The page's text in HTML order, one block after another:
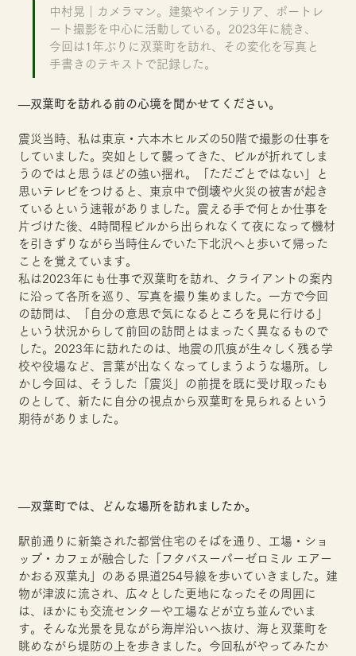
中村晃｜カメラマン。建築やインテリア、ポートレ
ート撮影を中心に活動している。2023年に続き、
今回は1年ぶりに双葉町を訪れ、その変化を写真と
手書きのテキストで記録した。
―双葉町を訪れる前の心境を聞かせてください。
震災当時、私は東京・六本木ヒルズの50階で撮影の仕事を
していました。突如として襲ってきた、ビルが折れてしま
うのではと思うほどの強い揺れ。「ただごとではない」と
思いテレビをつけると、東京中で倒壊や火災の被害が起き
ているという速報がありました。震える手で何とか仕事を
片づけた後、4時間程ビルから出られなくて夜になって機材
を引きずりながら当時住んでいた下北沢へと歩いて帰った
ことを覚えています。
私は2023年にも仕事で双葉町を訪れ、クライアントの案内
に沿って各所を巡り、写真を撮り集めました。一方で今回
の訪問は、「自分の意思で気になるところを見に行ける」
という状況からして前回の訪問とはまったく異なるもので
した。2023年に訪れたのは、地震の爪痕が生々しく残る学
校や役場など、言葉が出なくなってしまうような場所。し
かし今回は、そうした「震災」の前提を既に受け取ったも
のとして、新たに自分の視点から双葉町を見られるという
期待がありました。
―双葉町では、どんな場所を訪れましたか。
駅前通りに新築された都営住宅のそばを通り、工場・ショ
ップ・カフェが融合した「フタバスーパーゼロミル エアー
かおる双葉丸」のある県道254号線を歩いていきました。建
物が津波に流され、広々とした更地になったその周囲に
は、ほかにも交流センターや工場などが立ち並んでいま
す。そんな光景を見ながら海岸沿いへ抜け、海と双葉町を
眺めながら堤防の上を歩きました。今回私がやってみたか